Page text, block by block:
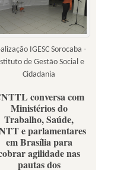
IGESC Sorocaba -
de Gestão Social e
Cidadania
conversa com
Ministérios do
Trabalho, Saúde,
e parlamentares
em Brasília para
agilidade nas
pautas dos